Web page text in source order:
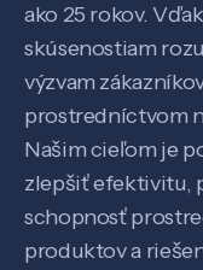
ako 25 rokov.
skúsenostiam
výzvam
prostredníctvom
Našim cieľom je
zlepšiť efektivitu,
schopnosť
produktov a